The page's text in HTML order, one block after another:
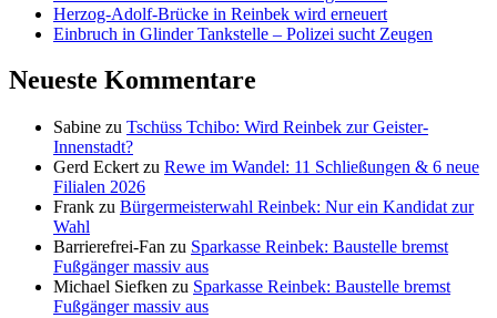
Herzog-Adolf-Brücke in Reinbek wird erneuert
Einbruch in Glinder Tankstelle – Polizei sucht Zeugen
Neueste Kommentare
Sabine zu Tschüss Tchibo: Wird Reinbek zur Geister-
Innenstadt?
Gerd Eckert zu Rewe im Wandel: 11 Schließungen & 6 neue
Filialen 2026
Frank zu Bürgermeisterwahl Reinbek: Nur ein Kandidat zur
Wahl
Barrierefrei-Fan zu Sparkasse Reinbek: Baustelle bremst
Fußgänger massiv aus
Michael Siefken zu Sparkasse Reinbek: Baustelle bremst
Fußgänger massiv aus